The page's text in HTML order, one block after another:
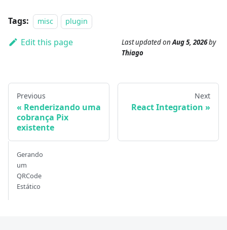
Tags: misc plugin
Edit this page Last updatedonAug 5, 2026by
Thiago
Previous
Renderizando uma
cobrança Pix
existente
Next
React Integration
Gerando
um
QRCode
Estático